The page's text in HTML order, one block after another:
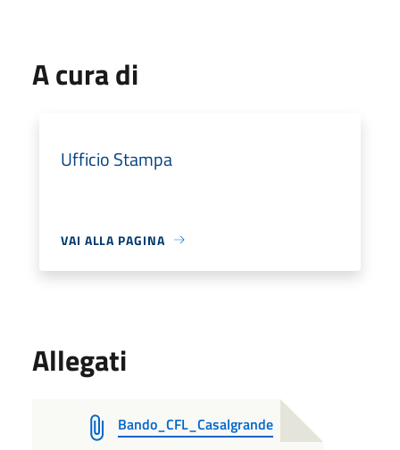
A cura di
Ufficio Stampa
VAI ALLA PAGINA
Allegati
Bando_CFL_Casalgrande